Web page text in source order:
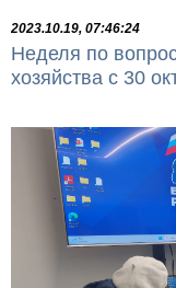
2023.10.19, 07:46:24
Неделя по
хозяйства с 30